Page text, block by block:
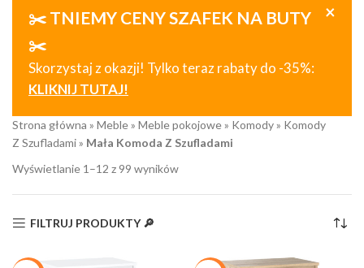
×
✂️ TNIEMY CENY SZAFEK NA BUTY
✂️
Skorzystaj z okazji! Tylko teraz rabaty do -35%:
KLIKNIJ TUTAJ!
Strona główna » Meble» Meble pokojowe» Komody» Komody
Z Szufladami» Mała Komoda Z Szufladami
Wyświetlanie 1–12 z 99 wyników
FILTRUJ PRODUKTY 🔎